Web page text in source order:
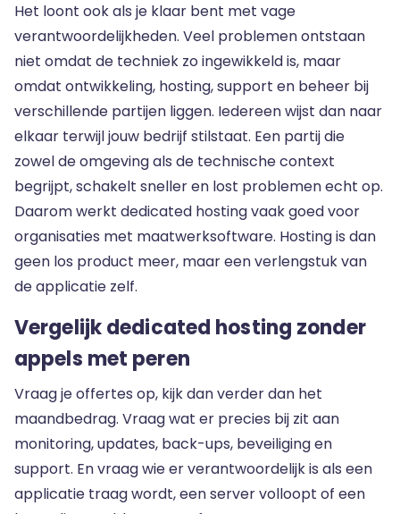
Het loont ook als je klaar bent met vage
verantwoordelijkheden. Veel problemen ontstaan
niet omdat de techniek zo ingewikkeld is, maar
omdat ontwikkeling, hosting, support en beheer bij
verschillende partijen liggen. Iedereen wijst dan naar
elkaar terwijl jouw bedrijf stilstaat. Een partij die
zowel de omgeving als de technische context
begrijpt, schakelt sneller en lost problemen echt op.
Daarom werkt dedicated hosting vaak goed voor
organisaties met maatwerksoftware. Hosting is dan
geen los product meer, maar een verlengstuk van
de applicatie zelf.
Vergelijk dedicated hosting zonder
appels met peren
Vraag je offertes op, kijk dan verder dan het
maandbedrag. Vraag wat er precies bij zit aan
monitoring, updates, back-ups, beveiliging en
support. En vraag wie er verantwoordelijk is als een
applicatie traag wordt, een server volloopt of een